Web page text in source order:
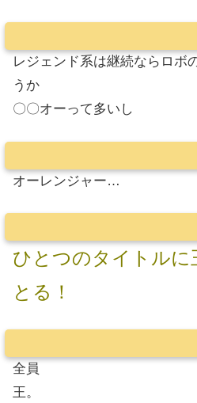
レジェンド系は継続ならロボ
うか
〇〇オーって多いし
オーレンジャー…
ひとつのタイトルに
とる！
全員
王。